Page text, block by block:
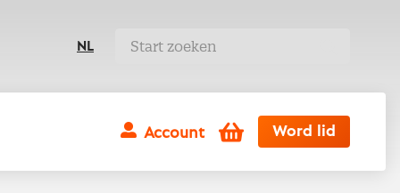
NL
Account Winkelwagen
Word lid